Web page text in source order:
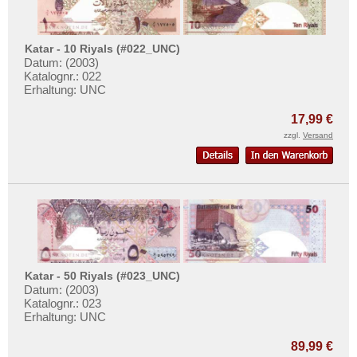
Katar - 10 Riyals (#022_UNC)
Datum: (2003)
Katalognr.: 022
Erhaltung: UNC
17,99 €
zzgl. Versand
Katar - 50 Riyals (#023_UNC)
Datum: (2003)
Katalognr.: 023
Erhaltung: UNC
89,99 €